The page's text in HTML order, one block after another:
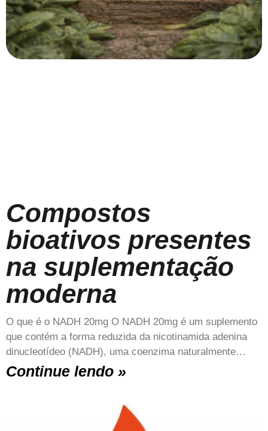
Compostos
bioativos presentes
na suplementação
moderna
O que é o NADH 20mg O NADH 20mg é um suplemento
que contém a forma reduzida da nicotinamida adenina
dinucleotídeo (NADH), uma coenzima naturalmente…
Continue lendo »